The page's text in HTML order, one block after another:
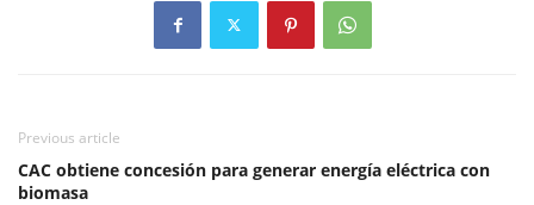
Previous article
CAC obtiene concesión para generar energía eléctrica con
biomasa